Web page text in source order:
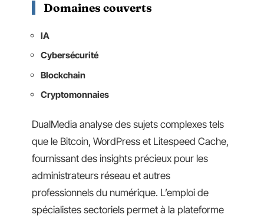
Domaines couverts
IA
Cybersécurité
Blockchain
Cryptomonnaies
DualMedia analyse des sujets complexes tels
que le Bitcoin, WordPress et Litespeed Cache,
fournissant des insights précieux pour les
administrateurs réseau et autres
professionnels du numérique. L’emploi de
spécialistes sectoriels permet à la plateforme